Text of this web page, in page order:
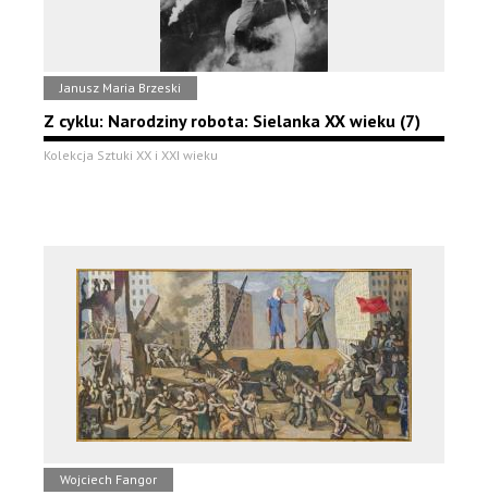
Janusz Maria Brzeski
Z cyklu: Narodziny robota: Sielanka XX wieku (7)
Kolekcja Sztuki XX i XXI wieku
Wojciech Fangor